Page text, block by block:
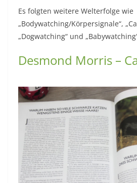
Es folgten weitere Welterfolge wie
„Bodywatching/Körpersignale“,
„Dogwatching“ und
Desmond Morris –